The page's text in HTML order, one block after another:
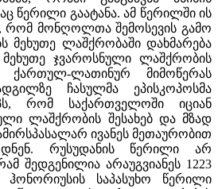
წერილი გაატანა. ამ წერილში ის
რომ მონღოლთა შემოსევის გამო
მეხუთე ლაშქრობაში დახმარება
ჯვაროსნული ლაშქრობის
ქართულ-ლათინურ მიმოწერას
ჩასულმა ეპისკოპოსმა
რომ საქართველოში იციან
ლაშქრობის შესახებ და მზად
ივანეს მეთაურობით
რუსუდანის წერილი არ
შედგენილია არაუგვიანეს 1223
საპასუხო წერილი